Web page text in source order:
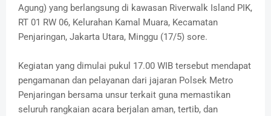
Agung) yang berlangsung di kawasan Riverwalk Island PIK,
RT 01 RW 06, Kelurahan Kamal Muara, Kecamatan
Penjaringan, Jakarta Utara, Minggu (17/5) sore.
Kegiatan yang dimulai pukul 17.00 WIB tersebut mendapat
pengamanan dan pelayanan dari jajaran Polsek Metro
Penjaringan bersama unsur terkait guna memastikan
seluruh rangkaian acara berjalan aman, tertib, dan